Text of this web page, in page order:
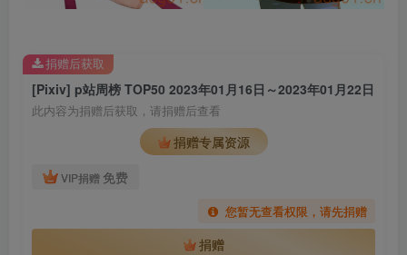
[Pixiv] p站周榜 TOP50 2023年01月16日～2023年01月22日
此内容为捐赠后获取，请捐赠后查看
捐赠专属资源
VIP捐赠 免费
您暂无查看权限，请先捐赠
捐赠
捐赠后获取